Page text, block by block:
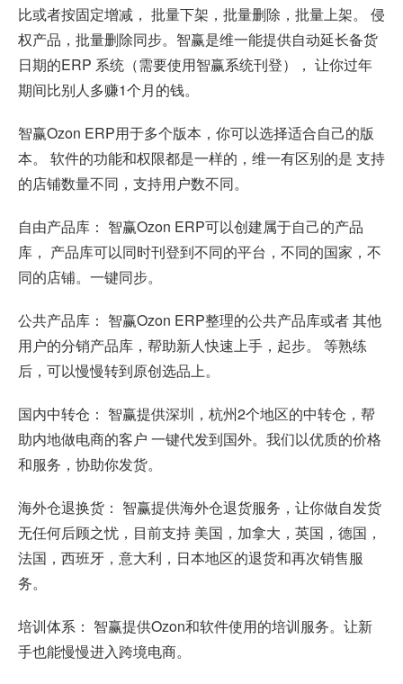
比或者按固定增减， 批量下架，批量删除，批量上架。 侵
权产品，批量删除同步。智赢是维一能提供自动延长备货
日期的ERP 系统（需要使用智赢系统刊登）， 让你过年
期间比别人多赚1个月的钱。
智赢Ozon ERP用于多个版本，你可以选择适合自己的版
本。 软件的功能和权限都是一样的，维一有区别的是 支持
的店铺数量不同，支持用户数不同。
自由产品库： 智赢Ozon ERP可以创建属于自己的产品
库， 产品库可以同时刊登到不同的平台，不同的国家，不
同的店铺。一键同步。
公共产品库： 智赢Ozon ERP整理的公共产品库或者 其他
用户的分销产品库，帮助新人快速上手，起步。 等熟练
后，可以慢慢转到原创选品上。
国内中转仓： 智赢提供深圳，杭州2个地区的中转仓，帮
助内地做电商的客户 一键代发到国外。我们以优质的价格
和服务，协助你发货。
海外仓退换货： 智赢提供海外仓退货服务，让你做自发货
无任何后顾之忧，目前支持 美国，加拿大，英国，德国，
法国，西班牙，意大利，日本地区的退货和再次销售服
务。
培训体系： 智赢提供Ozon和软件使用的培训服务。让新
手也能慢慢进入跨境电商。